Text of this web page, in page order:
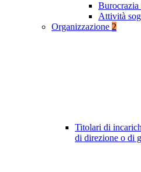
Burocrazia
Attività
Organizzazione 2
Titolari di
di direzione o di